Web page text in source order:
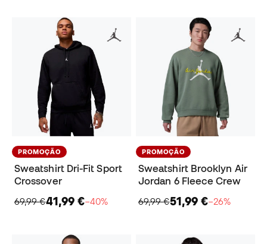
PROMOÇÃO
Sweatshirt Dri-Fit Sport
Crossover
69,99 €41,99 €−40%
PROMOÇÃO
Sweatshirt Brooklyn Air
Jordan 6 Fleece Crew
69,99 €51,99 €−26%